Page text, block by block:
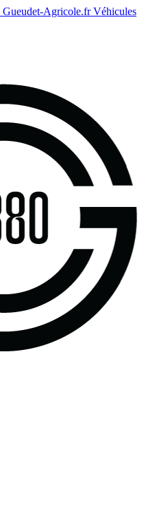
Gueudet-Agricole.frVéhicules